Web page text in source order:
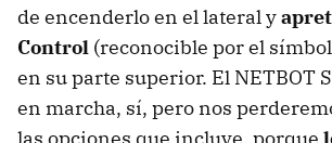
de encenderlo en el lateral y
Control (reconocible por el
en su parte superior. El NETBOT
en marcha, sí, pero nos
las opciones que incluye, porque